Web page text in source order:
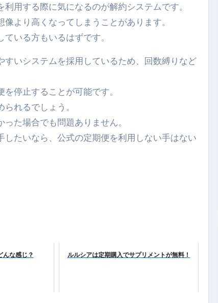
ブログSNS共通
べき！ #shorts
めの方法 #投資詐欺 #詐欺 #弁護士 #法律
現金で受け取る方法
達法3選！#shorts
い #shorts
」になる！
果を出す電話の仕方はコレ！
4選
用する際に気になるのが解約システムです。
より高くなってしまうことがあります。
いる方もいるはずです。
いシステムを採用しているため、回数縛りなど
停止することが可能です。
れるでしょう。
た場合でも問題ありません。
たいなら、公式の定期便を利用しない手はない
んな感じ？ ルルシアは定期購入でサプリメントが無料！